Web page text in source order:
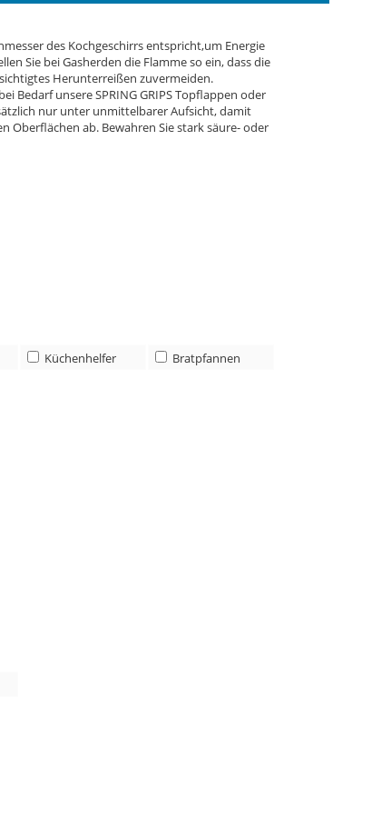
des Kochgeschirrs entspricht,um Energie
Sie bei Gasherden die Flamme so ein, dass die
Herunterreißen zuvermeiden.
Bedarf unsere SPRING GRIPS Topflappen oder
nur unter unmittelbarer Aufsicht, damit
Oberflächen ab. Bewahren Sie stark säure- oder
Küchenhelfer
Bratpfannen